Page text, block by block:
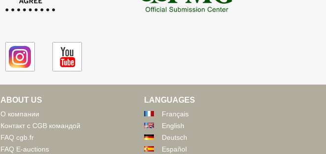
ABOUT US
О компании
Контакт с CGB командой
FAQ cgb.fr
FAQ E-auctions
LANGUAGES
Français
English
Deutsch
Español